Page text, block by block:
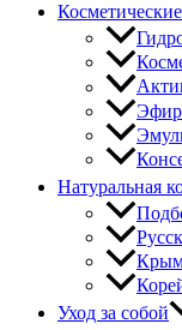
Натуральная
Уход за собой